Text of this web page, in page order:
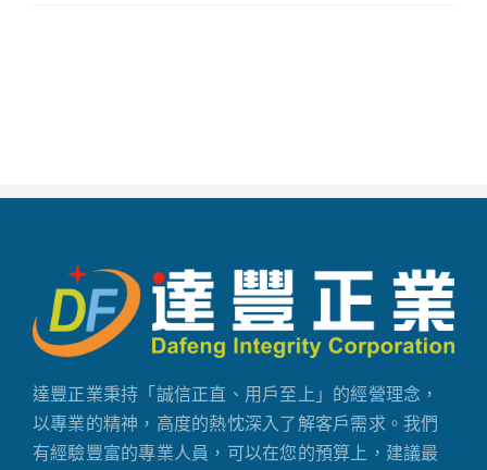
達豐正業秉持「誠信正直、用戶至上」的經營理念，
以專業的精神，高度的熱忱深入了解客戶需求。我們
有經驗豐富的專業人員，可以在您的預算上，建議最